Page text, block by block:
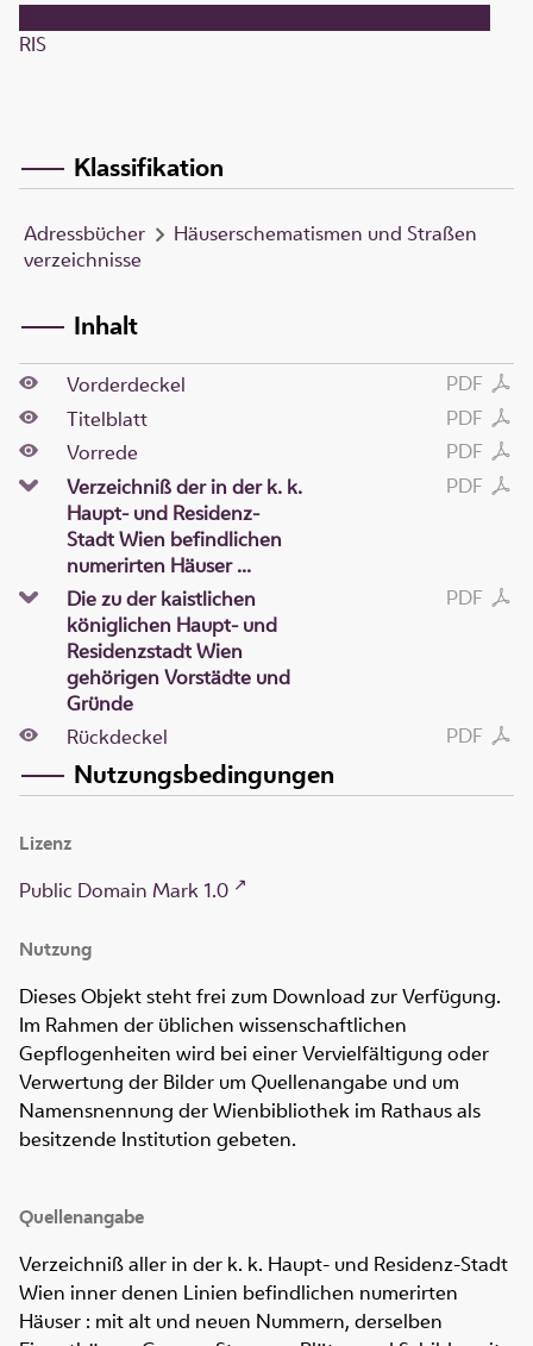
RIS
Klassifikation
Adressbücher
Häuserschematismen und Straßen
verzeichnisse
Inhalt
PDF
Vorderdeckel
PDF
Titelblatt
PDF
Vorrede
PDF
Verzeichniß der in der k. k.
Haupt- und Residenz-
Stadt Wien befindlichen
numerirten Häuser ...
PDF
Die zu der kaistlichen
königlichen Haupt- und
Residenzstadt Wien
gehörigen Vorstädte und
Gründe
PDF
Rückdeckel
Nutzungsbedingungen
Lizenz
Public Domain Mark 1.0
Nutzung
Dieses Objekt steht frei zum Download zur Verfügung.
Im Rahmen der üblichen wissenschaftlichen
Gepflogenheiten wird bei einer Vervielfältigung oder
Verwertung der Bilder um Quellenangabe und um
Namensnennung der Wienbibliothek im Rathaus als
besitzende Institution gebeten.
Quellenangabe
Verzeichniß aller in der k. k. Haupt- und Residenz-Stadt
Wien inner denen Linien befindlichen numerirten
Häuser : mit alt und neuen Nummern, derselben